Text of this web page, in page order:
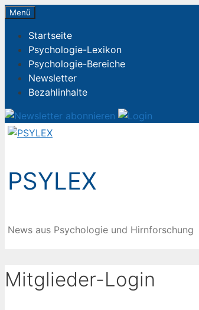
Zum
springen
Menü
Startseite
Psychologie-Lexikon
Psychologie-Bereiche
Newsletter
Bezahlinhalte
PSYLEX
News aus Psychologie und Hirnforschung
Mitglieder-Login